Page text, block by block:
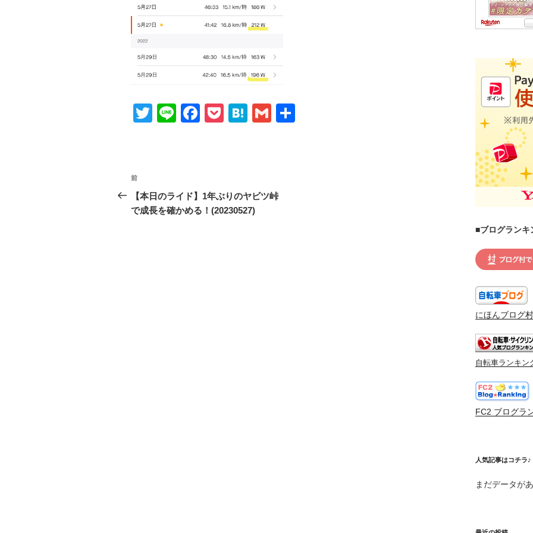
T
Li
F
b
o
P
H
a
G
投
稿
ナ
前
の
投
前
【本日のライド】1年ぶりのヤビツ峠
で成長を確かめる！(20230527)
■ブログランキ
にほんブログ村
自転車ランキン
FC2 ブログラ
人気記事はコチラ♪
まだデータが